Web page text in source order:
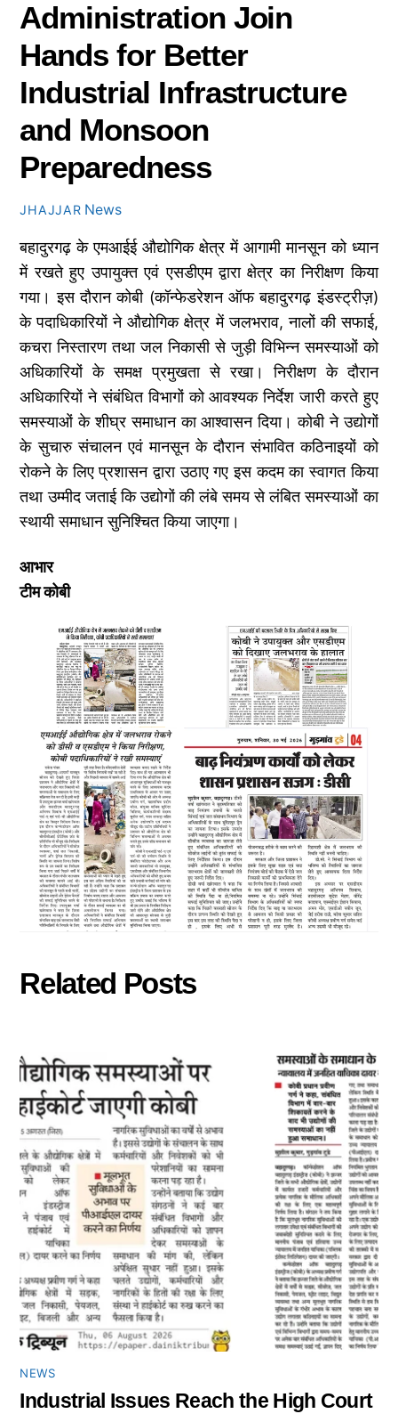
Administration Join
Hands for Better
Industrial Infrastructure
and Monsoon
Preparedness
JHAJJAR News
बहादुरगढ़ के एमआईई औद्योगिक क्षेत्र में आगामी मानसून को ध्यान
में रखते हुए उपायुक्त एवं एसडीएम द्वारा क्षेत्र का निरीक्षण किया
गया। इस दौरान कोबी (कॉन्फेडरेशन ऑफ बहादुरगढ़ इंडस्ट्रीज़)
के पदाधिकारियों ने औद्योगिक क्षेत्र में जलभराव, नालों की सफाई,
कचरा निस्तारण तथा जल निकासी से जुड़ी विभिन्न समस्याओं को
अधिकारियों के समक्ष प्रमुखता से रखा। निरीक्षण के दौरान
अधिकारियों ने संबंधित विभागों को आवश्यक निर्देश जारी करते हुए
समस्याओं के शीघ्र समाधान का आश्वासन दिया। कोबी ने उद्योगों
के सुचारु संचालन एवं मानसून के दौरान संभावित कठिनाइयों को
रोकने के लिए प्रशासन द्वारा उठाए गए इस कदम का स्वागत किया
तथा उम्मीद जताई कि उद्योगों की लंबे समय से लंबित समस्याओं का
स्थायी समाधान सुनिश्चित किया जाएगा।
आभार
टीम कोबी
Related Posts
NEWS
Industrial Issues Reach the High Court